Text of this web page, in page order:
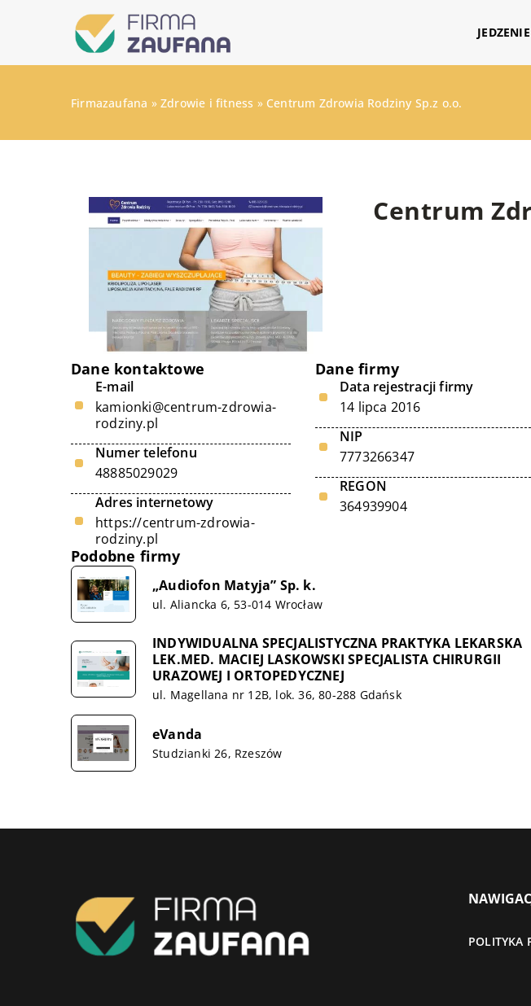
Firmazaufana »Zdrowie i fitness » Centrum Zdrowia Rodziny Sp.z o.o.
Centrum
Dane kontaktowe
E-mail
kamionki@centrum-zdrowia-
rodziny.pl
Numer telefonu
48885029029
Adres internetowy
https://centrum-zdrowia-
rodziny.pl
Dane firmy
Data rejestracji firmy
14 lipca 2016
NIP
7773266347
REGON
364939904
Podobne firmy
„Audiofon Matyja” Sp. k.
ul. Aliancka 6, 53-014 Wrocław
INDYWIDUALNA SPECJALISTYCZNA PRAKTYKA LEKARSKA
LEK.MED. MACIEJ LASKOWSKI SPECJALISTA CHIRURGII
URAZOWEJ I ORTOPEDYCZNEJ
ul. Magellana nr 12B, lok. 36, 80-288 Gdańsk
eVanda
Studzianki 26, Rzeszów
POLITYKA